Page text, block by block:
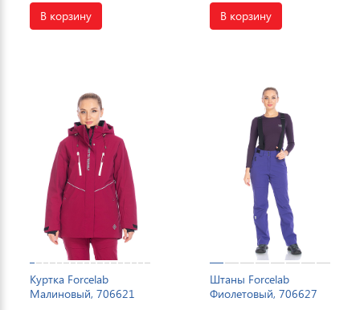
В корзину В корзину
Куртка Forcelab
Малиновый, 706621
Штаны Forcelab
Фиолетовый, 706627